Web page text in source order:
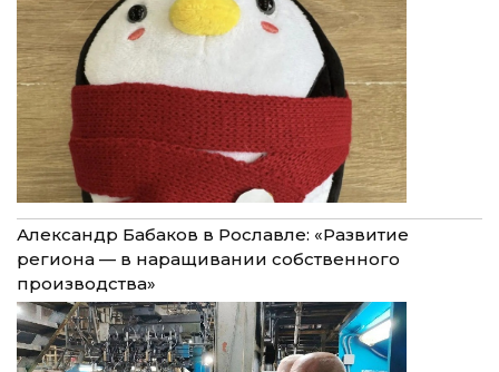
Александр Бабаков в Рославле: «Развитие
региона — в наращивании собственного
производства»